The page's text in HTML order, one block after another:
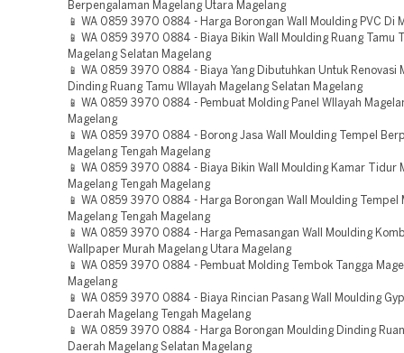
Berpengalaman Magelang Utara Magelang
📱 WA 0859 3970 0884 - Harga Borongan Wall Moulding PVC Di
📱 WA 0859 3970 0884 - Biaya Bikin Wall Moulding Ruang Tamu
Magelang Selatan Magelang
📱 WA 0859 3970 0884 - Biaya Yang Dibutuhkan Untuk Renovasi
Dinding Ruang Tamu WIlayah Magelang Selatan Magelang
📱 WA 0859 3970 0884 - Pembuat Molding Panel WIlayah
Magelang
📱 WA 0859 3970 0884 - Borong Jasa Wall Moulding Tempel
Magelang Tengah Magelang
📱 WA 0859 3970 0884 - Biaya Bikin Wall Moulding Kamar Tidur
Magelang Tengah Magelang
📱 WA 0859 3970 0884 - Harga Borongan Wall Moulding Tempel
Magelang Tengah Magelang
📱 WA 0859 3970 0884 - Harga Pemasangan Wall Moulding
Wallpaper Murah Magelang Utara Magelang
📱 WA 0859 3970 0884 - Pembuat Molding Tembok Tangga
Magelang
📱 WA 0859 3970 0884 - Biaya Rincian Pasang Wall Moulding
Daerah Magelang Tengah Magelang
📱 WA 0859 3970 0884 - Harga Borongan Moulding Dinding
Daerah Magelang Selatan Magelang